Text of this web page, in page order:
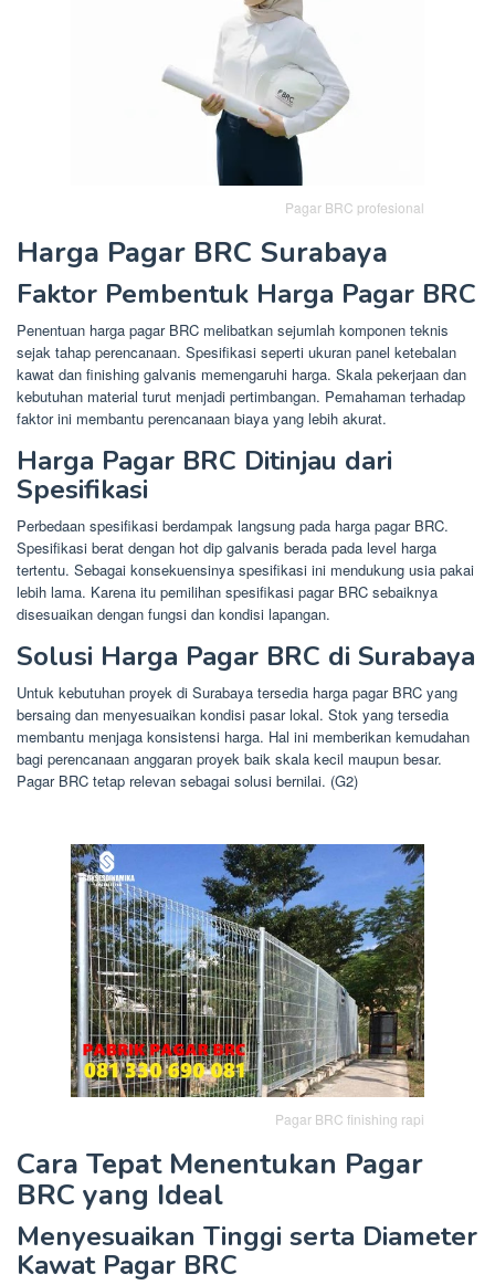
Pagar BRC profesional
Harga Pagar BRC Surabaya
Faktor Pembentuk Harga Pagar BRC
Penentuan harga pagar BRC melibatkan sejumlah komponen teknis
sejak tahap perencanaan. Spesifikasi seperti ukuran panel ketebalan
kawat dan finishing galvanis memengaruhi harga. Skala pekerjaan dan
kebutuhan material turut menjadi pertimbangan. Pemahaman terhadap
faktor ini membantu perencanaan biaya yang lebih akurat.
Harga Pagar BRC Ditinjau dari
Spesifikasi
Perbedaan spesifikasi berdampak langsung pada harga pagar BRC.
Spesifikasi berat dengan hot dip galvanis berada pada level harga
tertentu. Sebagai konsekuensinya spesifikasi ini mendukung usia pakai
lebih lama. Karena itu pemilihan spesifikasi pagar BRC sebaiknya
disesuaikan dengan fungsi dan kondisi lapangan.
Solusi Harga Pagar BRC di Surabaya
Untuk kebutuhan proyek di Surabaya tersedia harga pagar BRC yang
bersaing dan menyesuaikan kondisi pasar lokal. Stok yang tersedia
membantu menjaga konsistensi harga. Hal ini memberikan kemudahan
bagi perencanaan anggaran proyek baik skala kecil maupun besar.
Pagar BRC tetap relevan sebagai solusi bernilai. (G2)
Pagar BRC finishing rapi
Cara Tepat Menentukan Pagar
BRC yang Ideal
Menyesuaikan Tinggi serta Diameter
Kawat Pagar BRC